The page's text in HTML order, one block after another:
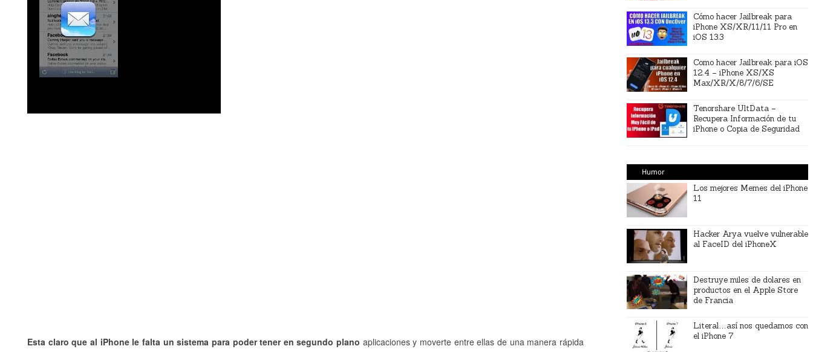
Esta claro que al iPhone le falta un sistema para poder tener en segundo plano aplicaciones y moverte entre ellas de una manera rápida
Cómo hacer Jailbreak para
iPhone XS/XR/11/11 Pro en
iOS 13.3
Como hacer Jailbreak para iOS
12.4 – iPhone XS/XS
Max/XR/X/8/7/6/SE
Tenorshare UltData –
Recupera Información de tu
iPhone o Copia de Seguridad
Humor
Los mejores Memes del iPhone
11
Hacker Arya vuelve vulnerable
al FaceID del iPhoneX
Destruye miles de dolares en
productos en el Apple Store
de Francia
Literal…así nos quedamos con
el iPhone 7